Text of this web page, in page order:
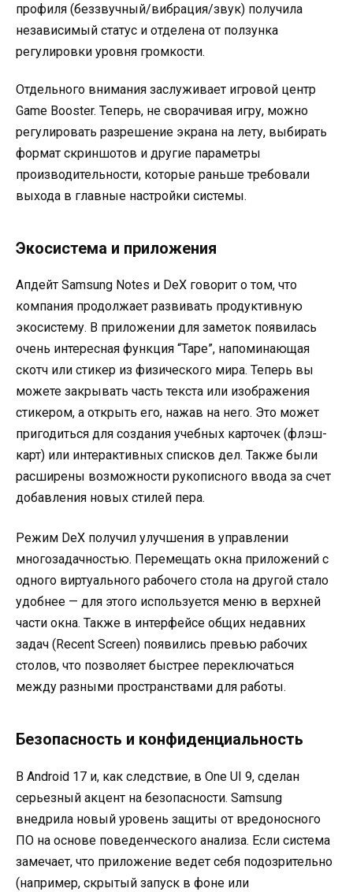
профиля (беззвучный/вибрация/звук) получила
независимый статус и отделена от ползунка
регулировки уровня громкости.
Отдельного внимания заслуживает игровой центр
Game Booster. Теперь, не сворачивая игру, можно
регулировать разрешение экрана на лету, выбирать
формат скриншотов и другие параметры
производительности, которые раньше требовали
выхода в главные настройки системы.
Экосистема и приложения
Апдейт Samsung Notes и DеX говорит о том, что
компания продолжает развивать продуктивную
экосистему. В приложении для заметок появилась
очень интересная функция “Tape”, напоминающая
скотч или стикер из физического мира. Теперь вы
можете закрывать часть текста или изображения
стикером, а открыть его, нажав на него. Это может
пригодиться для создания учебных карточек (флэш-
карт) или интерактивных списков дел. Также были
расширены возможности рукописного ввода за счет
добавления новых стилей пера.
Режим DеX получил улучшения в управлении
многозадачностью. Перемещать окна приложений с
одного виртуального рабочего стола на другой стало
удобнее — для этого используется меню в верхней
части окна. Также в интерфейсе общих недавних
задач (Recent Screen) появились превью рабочих
столов, что позволяет быстрее переключаться
между разными пространствами для работы.
Безопасность и конфиденциальность
В Android 17 и, как следствие, в One UI 9, сделан
серьезный акцент на безопасности. Samsung
внедрила новый уровень защиты от вредоносного
ПО на основе поведенческого анализа. Если система
замечает, что приложение ведет себя подозрительно
(например, скрытый запуск в фоне или